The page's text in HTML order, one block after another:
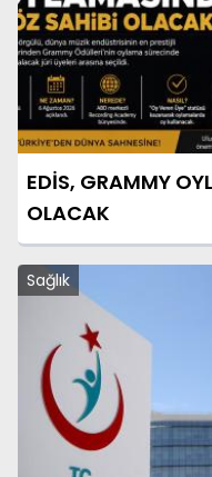
EDİS, GRAMMY
OLACAK
Sağlık